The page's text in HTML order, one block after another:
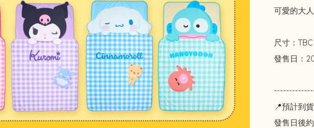
可愛的大
尺寸：
發售日：
📍預計到
發售日後